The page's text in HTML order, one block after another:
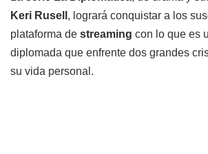
Keri Rusell , logrará conquistar a los
plataforma de streaming con lo que es
diplomada que enfrente dos grandes
su vida personal.